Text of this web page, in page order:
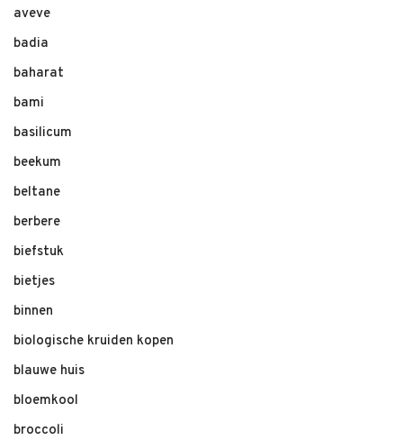
aveve
badia
baharat
bami
basilicum
beekum
beltane
berbere
biefstuk
bietjes
binnen
biologische kruiden kopen
blauwe huis
bloemkool
broccoli